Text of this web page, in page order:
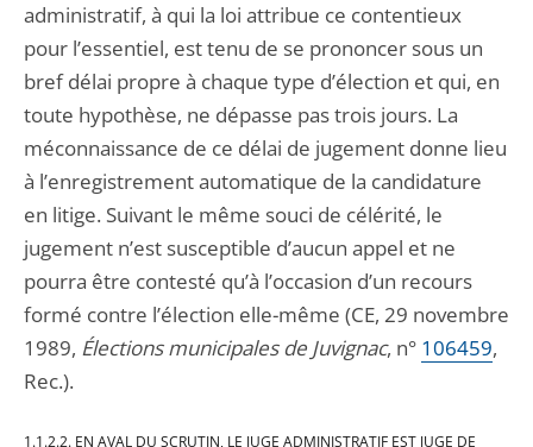
administratif, à qui la loi attribue ce contentieux
pour l’essentiel, est tenu de se prononcer sous un
bref délai propre à chaque type d’élection et qui, en
toute hypothèse, ne dépasse pas trois jours. La
méconnaissance de ce délai de jugement donne lieu
à l’enregistrement automatique de la candidature
en litige. Suivant le même souci de célérité, le
jugement n’est susceptible d’aucun appel et ne
pourra être contesté qu’à l’occasion d’un recours
formé contre l’élection elle-même (CE, 29 novembre
1989, Élections municipales de Juvignac, n° 106459,
Rec.).
1.1.2.2. EN AVAL DU SCRUTIN, LE JUGE ADMINISTRATIF EST JUGE DE